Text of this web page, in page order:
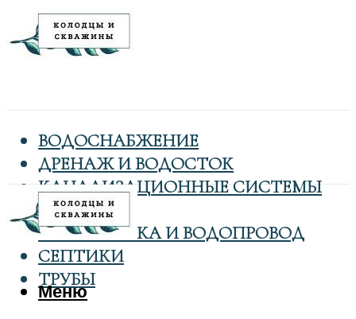
ВОДОСНАБЖЕНИЕ
ДРЕНАЖ И ВОДОСТОК
КАНАЛИЗАЦИОННЫЕ СИСТЕМЫ
КОЛОДЦЫ
САНТЕХНИКА И ВОДОПРОВОД
СЕПТИКИ
ТРУБЫ
Меню